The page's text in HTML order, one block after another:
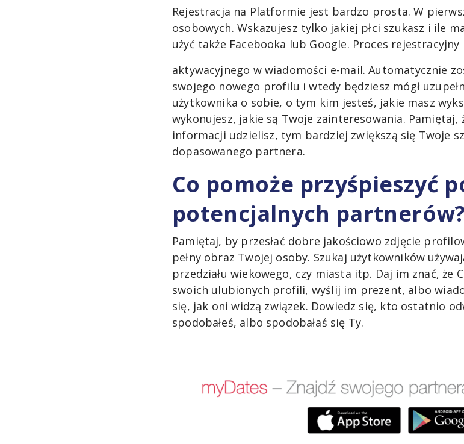
Rejestracja na Platformie jest bardzo prosta. W
osobowych. Wskazujesz tylko jakiej płci szukasz i ile
użyć także Facebooka lub Google. Proces
aktywacyjnego w wiadomości e-mail. Automatycznie
swojego nowego profilu i wtedy będziesz mógł
użytkownika o sobie, o tym kim jesteś, jakie masz
wykonujesz, jakie są Twoje zainteresowania. Pamiętaj,
informacji udzielisz, tym bardziej zwiększą się Twoje
dopasowanego partnera.
Co pomoże przyśpieszyć
potencjalnych partnerów?
Pamiętaj, by przesłać dobre jakościowo zdjęcie
pełny obraz Twojej osoby. Szukaj użytkowników
przedziału wiekowego, czy miasta itp. Daj im znać, że
swoich ulubionych profili, wyślij im prezent, albo
się, jak oni widzą związek. Dowiedz się, kto ostatnio
spodobałeś, albo spodobałaś się Ty.